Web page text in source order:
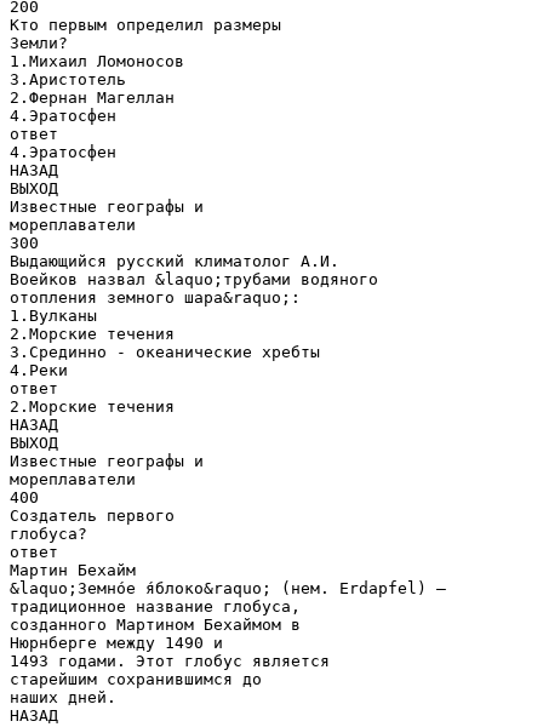
200
Кто первым определил размеры
Земли?
1.Михаил Ломоносов
3.Аристотель
2.Фернан Магеллан
4.Эратосфен
ответ
4.Эратосфен
НАЗАД
ВЫХОД
Известные географы и
мореплаватели
300
Выдающийся русский климатолог А.И.
Воейков назвал &laquo;трубами водяного
отопления земного шара&raquo;:
1.Вулканы
2.Морские течения
3.Срединно - океанические хребты
4.Реки
ответ
2.Морские течения
НАЗАД
ВЫХОД
Известные географы и
мореплаватели
400
Создатель первого
глобуса?
ответ
Мартин Бехайм
&laquo;Земно́е я́блоко&raquo; (нем. Erdapfel) —
традиционное название глобуса,
созданного Мартином Бехаймом в
Нюрнберге между 1490 и
1493 годами. Этот глобус является
старейшим сохранившимся до
наших дней.
НАЗАД